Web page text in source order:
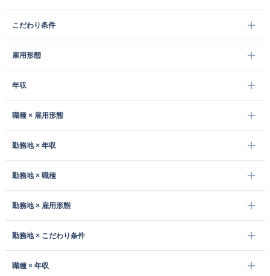
こだわり条件
雇用形態
年収
職種 × 雇用形態
勤務地 × 年収
勤務地 × 職種
勤務地 × 雇用形態
勤務地 × こだわり条件
職種 × 年収